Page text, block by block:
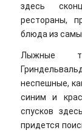
здесь
рестораны,
блюда из
Лыжные
неспешные,
синим и
спусков
придется